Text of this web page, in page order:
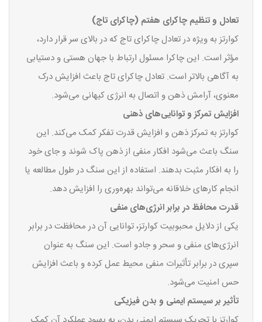
تعادل و تنظیم چاکرای هفتم (چاکرای تاج)
کوارتز به ویژه در تعادل چاکرای تاج که در بالای سر قرار دارد،
مؤثر است. این چاکرا مسئول ارتباط با جهان هستی و دستیابی
به آگاهی بالاتر است. تعادل چاکرای تاج باعث افزایش درک
معنوی، آرامش ذهن و اتصال به انرژی کیهانی می‌شود.
افزایش تمرکز و توانایی‌های ذهنی
کوارتز به تمرکز ذهن و افزایش قدرت تفکر کمک می‌کند. این
سنگ باعث می‌شود افکار منفی از ذهن پاک شوند و جای خود
را به افکار مثبت بدهند. استفاده از این سنگ در طول مطالعه یا
انجام کارهای خلاقانه می‌تواند بهره‌وری را افزایش دهد.
قدرت محافظ در برابر انرژی‌های منفی
یکی از دلایل محبوبیت کوارتز، توانایی آن در محافظت در برابر
انرژی‌های منفی و سحر و جادو است. این سنگ به عنوان
سپری در برابر تأثیرات منفی محیط عمل کرده و باعث افزایش
حس امنیت می‌شود.
تأثیر بر سیستم ایمنی و بدن فیزیکی